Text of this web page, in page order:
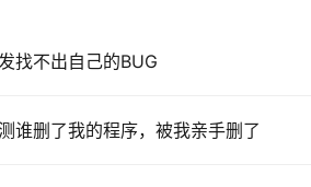
找不出自己的BUG
谁删了我的程序，被我亲手删了